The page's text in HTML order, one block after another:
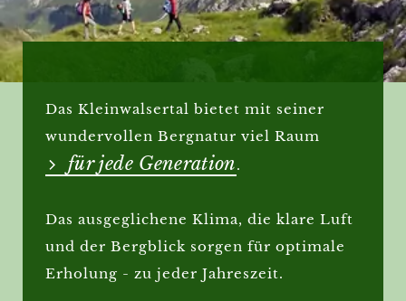
Das Kleinwalsertal bietet mit seiner
wundervollen Bergnatur viel Raum
für jede Generation.
Das ausgeglichene Klima, die klare Luft
und der Bergblick sorgen für optimale
Erholung - zu jeder Jahreszeit.